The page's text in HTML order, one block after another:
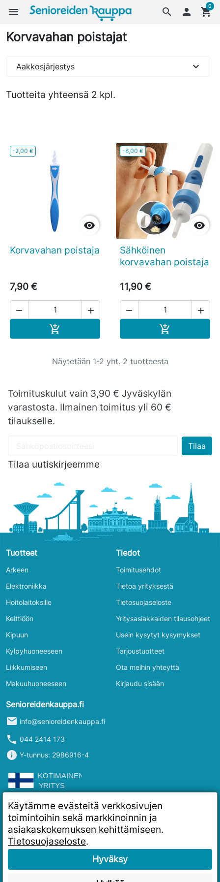
search
menu  shopping_cart
0
Korvavahan poistajat
Tuotteita yhteensä 2 kpl.
Aakkosjärjestys expand_more
-2,00 €

Korvavahan poistaja
7,90 €
 

-8,00 €

Sähköinen
korvavahan poistaja
11,90 €
 

Näytetään 1-2 yht. 2 tuotteesta
Toimituskulut vain 3,90 € Jyväskylän
varastosta. Ilmainen toimitus yli 60 €
tilaukselle.
Tilaa uutiskirjeemme
Tuotteet
Arkeen
Elektroniikka
Hoitolaitoksille
Keittiöön
Kipuun
Kylpyhuoneeseen
Liikkumiseen
Makuuhuoneeseen
Tiedot
Toimitusehdot
Tietoa yrityksestä
Tietosuojaseloste
Yritysasiakkaiden tilausohjeet
Usein kysytyt kysymykset
Tarjoustuotteet
Ota meihin yhteyttä
Kirjaudu sisään
Senioreidenkauppa.fi
mail info@senioreidenkauppa.fi
phone 044 2414 173
info Y-tunnus: 2986916-4
Käytämme evästeitä verkkosivujen
toimintoihin sekä markkinoinnin ja
asiakaskokemuksen kehittämiseen.
Tietosuojaseloste.
Hyväksy